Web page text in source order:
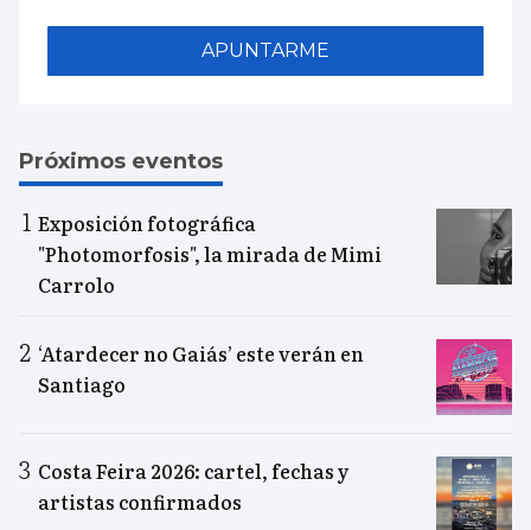
APUNTARME
Próximos eventos
Exposición fotográfica
"Photomorfosis", la mirada de Mimi
Carrolo
‘Atardecer no Gaiás’ este verán en
Santiago
Costa Feira 2026: cartel, fechas y
artistas confirmados